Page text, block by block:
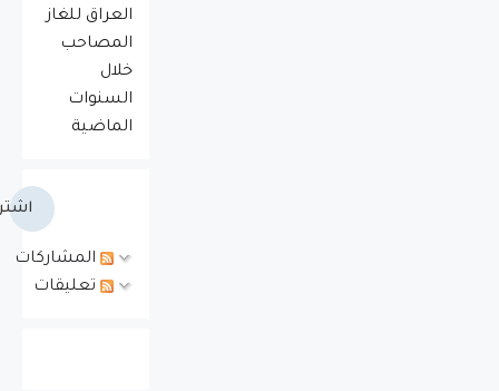
العراق للغاز
المصاحب
خلال
السنوات
الماضية
المشاركات
تعليقات